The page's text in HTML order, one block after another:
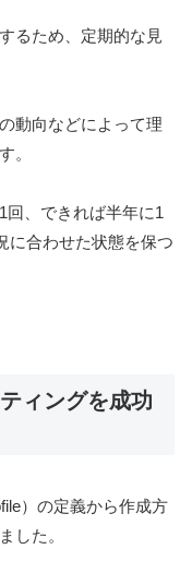
るため、定期的な見
動向などによって理
。
回、できれば半年に1
に合わせた状態を保つ
ィングを成功
）の定義から作成方
した。